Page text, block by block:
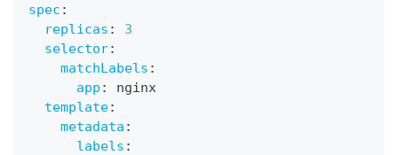
spec :
replicas :
3
selector:
matchLabels :
app :
nginx
template:
metadata :
labels :